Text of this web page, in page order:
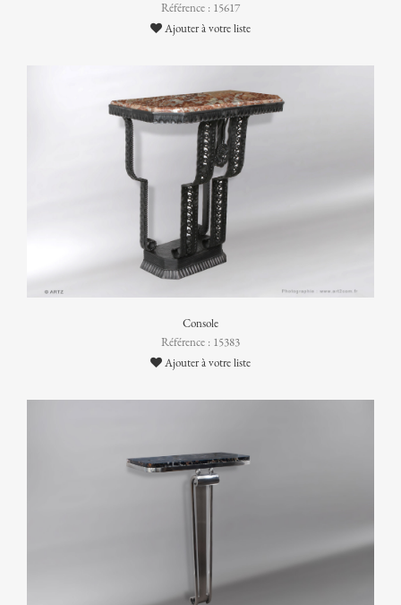
Référence : 15617
Ajouter à votre liste
Console
Référence : 15383
Ajouter à votre liste